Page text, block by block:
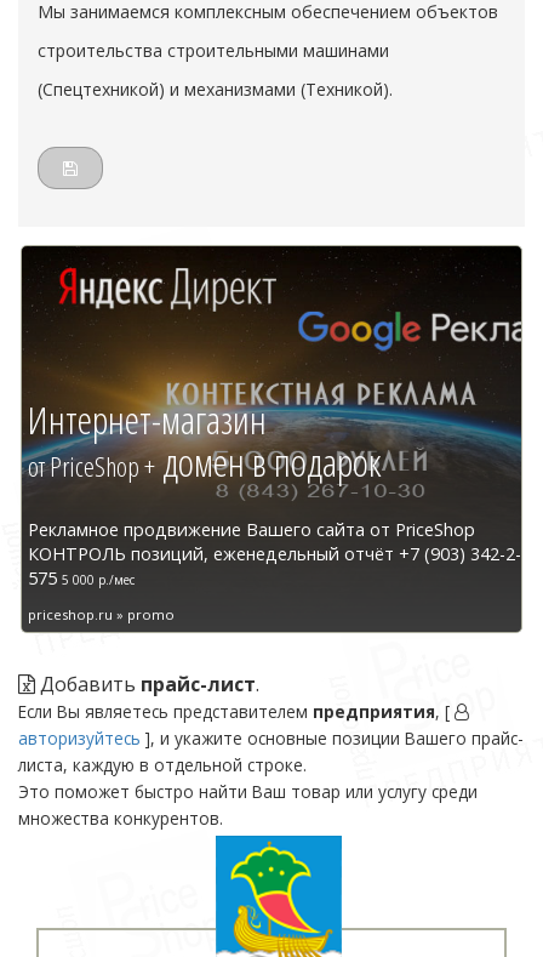
Мы занимаемся комплексным обеспечением объектов
строительства строительными машинами
(Спецтехникой) и механизмами (Техникой).
Интернет-магазин
от PriceShop +домен в подарок
Рекламное продвижение Вашего сайта от PriceShop
КОНТРОЛЬ позиций, еженедельный отчёт +7 (903) 342-2-
575 5 000 р./мес
priceshop.ru » promo
Добавить прайс-лист.
Если Вы являетесь представителем предприятия, [
авторизуйтесь ], и укажите основные позиции Вашего прайс-
листа, каждую в отдельной строке.
Это поможет быстро найти Ваш товар или услугу среди
множества конкурентов.